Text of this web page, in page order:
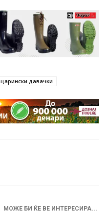
царински давачки
МОЖЕ БИ ЌЕ ВЕ ИНТЕРЕСИРА...